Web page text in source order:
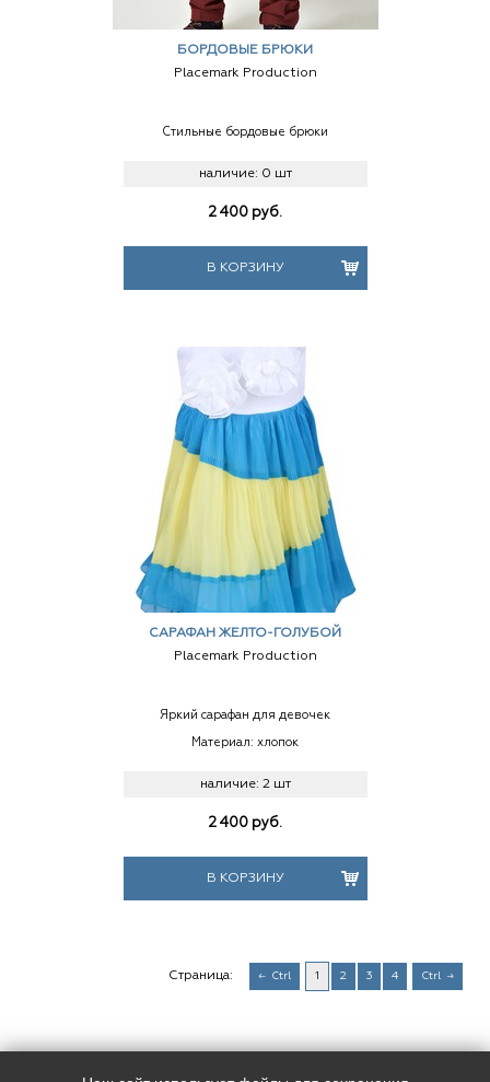
БОРДОВЫЕ БРЮКИ
Placemark Production
Стильные бордовые брюки
наличие: 0 шт
2 400 руб.
В КОРЗИНУ
САРАФАН ЖЕЛТО-ГОЛУБОЙ
Placemark Production
Яркий сарафан для девочек
Материал: хлопок
наличие: 2 шт
2 400 руб.
В КОРЗИНУ
Страница: Ctrl 1 2 3 4 Ctrl